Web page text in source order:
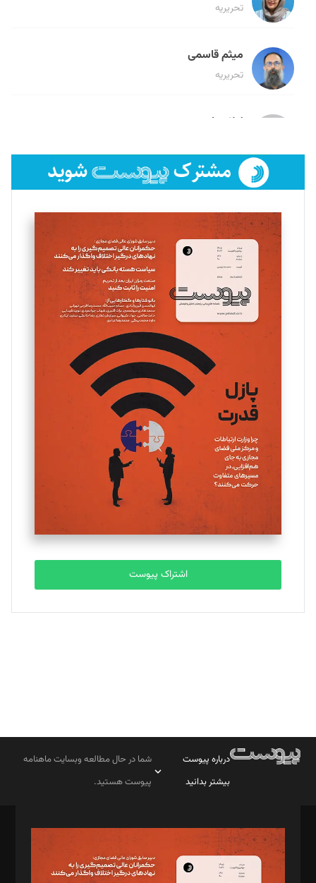
تحریریه
میثم قاسمی
تحریریه
لیلا حنارود
فائزه فتحی رستمی
تحریریه
سروش کرمیان
تحریریه
مینا پاکدل
یسنا امان‌پور
تحریریه
ملینا جعفری
تحریریه
مصطفی مسجدی آرانی
تحریریه
بابک نقاش
تحریریه
اشتراک پیوست
درباره پیوست
بیشتر بدانید
شما در حال مطالعه وبسایت ماهنامه
پیوست هستید.
مدیر مسئول: محمدباقر اثنی‌عشری
سردبیر: مهرک محمودی
دبیر تحریریه: میثم قاسمی